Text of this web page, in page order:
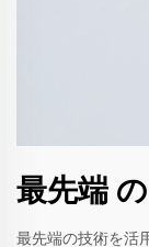
最先端
最先端の技術を活